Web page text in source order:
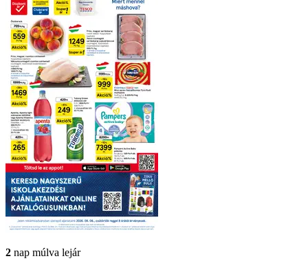
2 nap múlva lejár